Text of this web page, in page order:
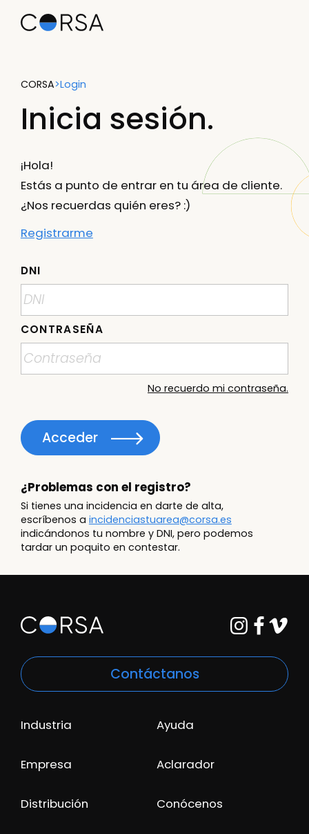
CORSA>Login
Inicia sesión.
¡Hola!
Estás a punto de entrar en tu área de cliente.
¿Nos recuerdas quién eres? :)
Registrarme
DNI
CONTRASEÑA
No recuerdo mi contraseña.
Acceder
¿Problemas con el registro?
Si tienes una incidencia en darte de alta,
escríbenos a incidenciastuarea@corsa.es
indicándonos tu nombre y DNI, pero podemos
tardar un poquito en contestar.
Contáctanos
Industria
Empresa
Distribución
Ayuda
Aclarador
Conócenos